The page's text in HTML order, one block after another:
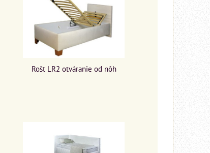
Rošt LR2 otváranie od nôh